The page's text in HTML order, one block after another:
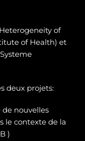
of
of Health) et
deux projets:
nouvelles
le contexte de la
)